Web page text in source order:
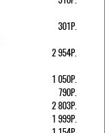
301Р.
2 954Р.
1 050Р.
790Р.
2 803Р.
1 999Р.